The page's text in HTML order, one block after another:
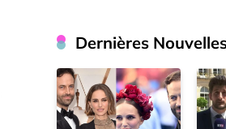
Dernières